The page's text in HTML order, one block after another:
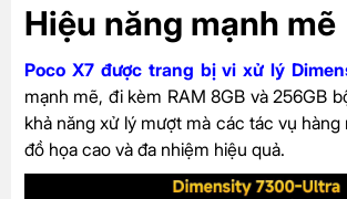
Hiệu năng mạnh mẽ
Poco X7 được trang bị vi xử lý
mạnh mẽ, đi kèm RAM 8GB và 256GB
khả năng xử lý mượt mà các tác vụ hàng
đồ họa cao và đa nhiệm hiệu quả.